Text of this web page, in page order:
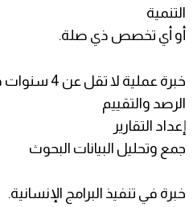
التنمية
أو أي تخصص ذي صلة.
خبرة عملية لا تقل عن 4 سنوات في:
الرصد والتقييم
إعداد التقارير
جمع وتحليل البيانات البحوث
خبرة في تنفيذ البرامج الإنسانية.